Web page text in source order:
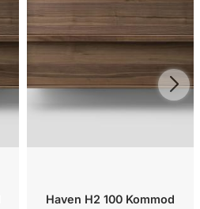
Haven H2 100 Kommod